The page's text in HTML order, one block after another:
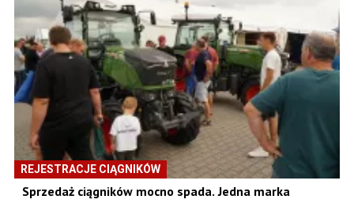
REJESTRACJE CIĄGNIKÓW
Sprzedaż ciągników mocno spada. Jedna marka